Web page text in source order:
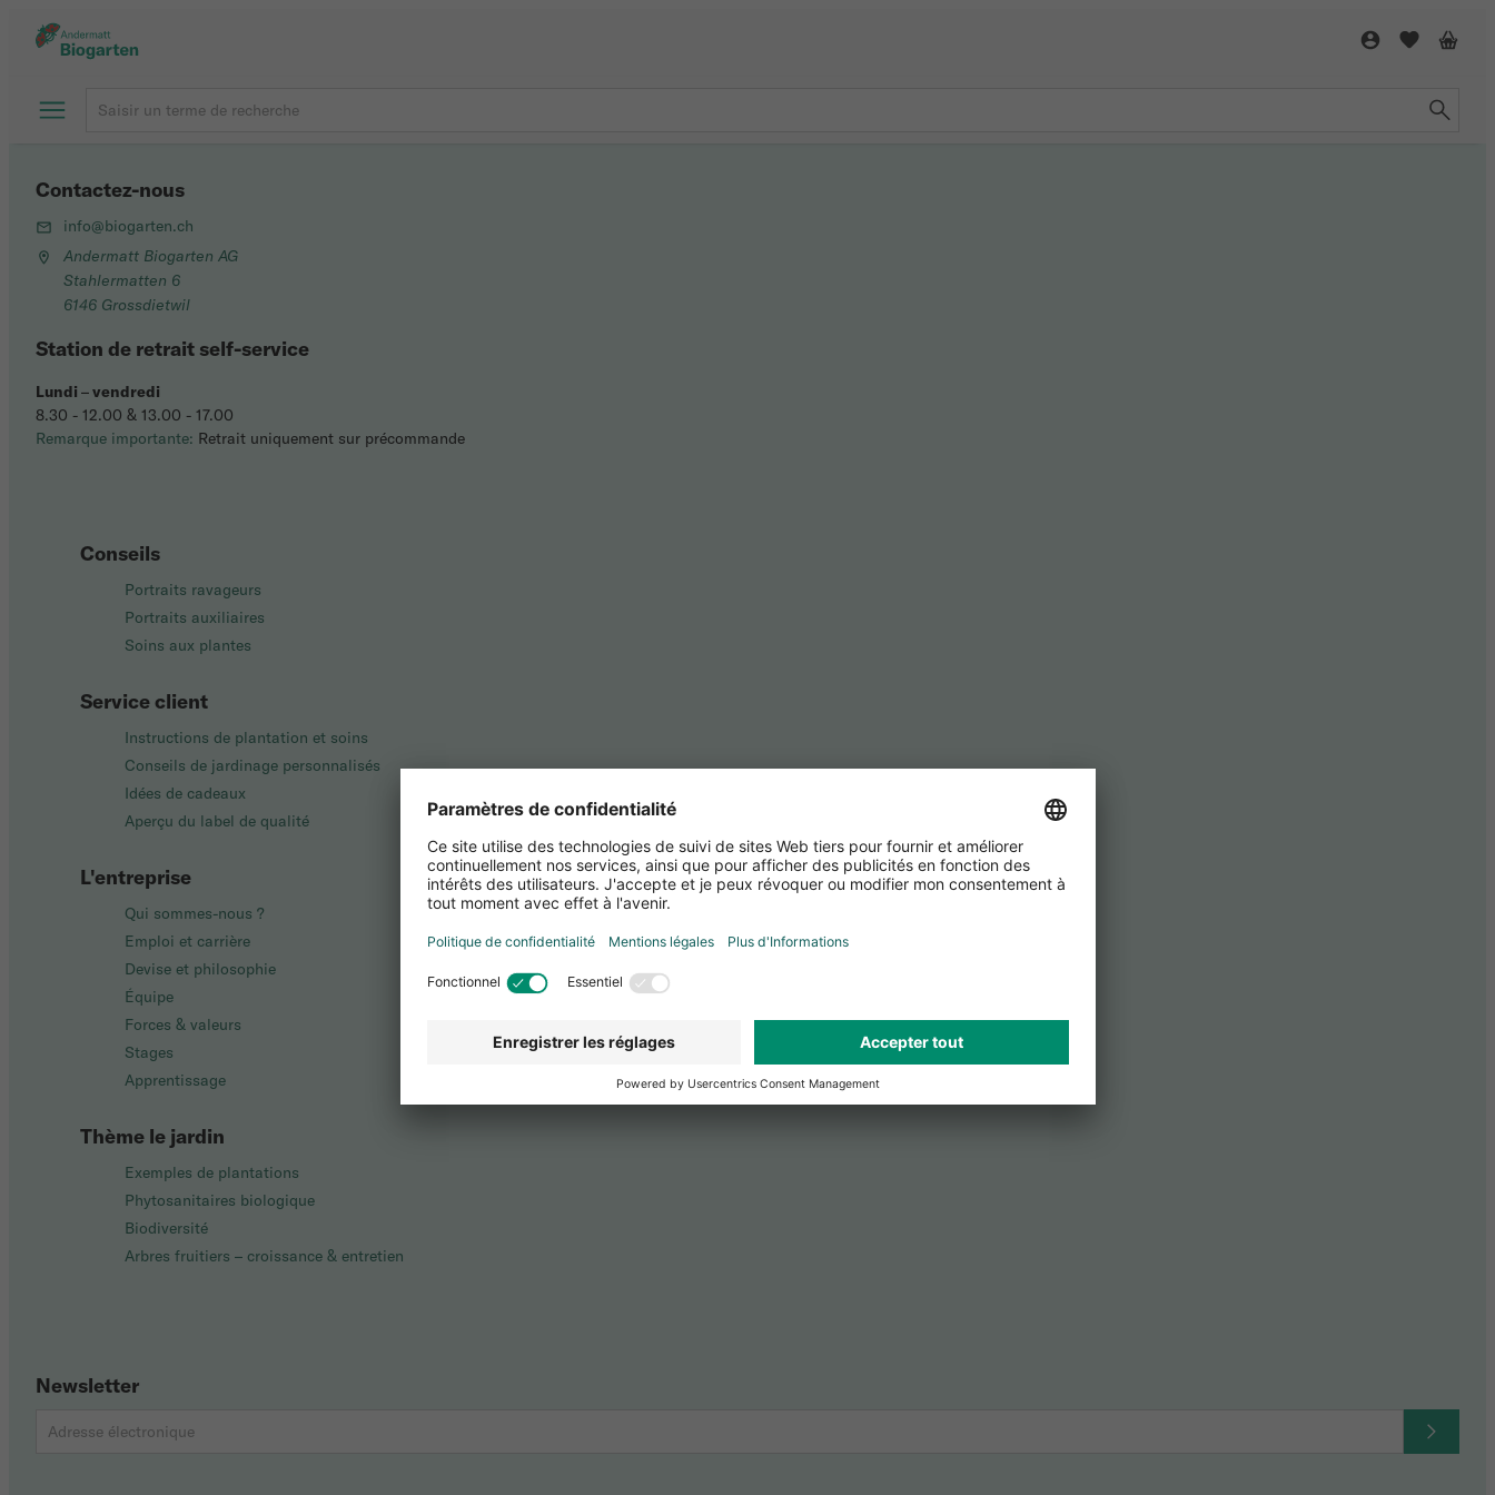
Conseils
Portraits ravageurs
Portraits auxiliaires
Soins aux plantes
Service client
Instructions de plantation et soins
Conseils de jardinage personnalisés
Idées de cadeaux
Aperçu du label de qualité
L'entreprise
Qui sommes-nous ?
Emploi et carrière
Devise et philosophie
Équipe
Forces & valeurs
Stages
Apprentissage
Thème le jardin
Exemples de plantations
Phytosanitaires biologique
Biodiversité
Arbres fruitiers – croissance & entretien
Newsletter
Contactez-nous
info@biogarten.ch
Andermatt Biogarten AG
Stahlermatten 6
6146 Grossdietwil
Station de retrait self-service
Lundi –vendredi
8.30 - 12.00 & 13.00 - 17.00
Remarque importante: Retrait uniquement sur précommande